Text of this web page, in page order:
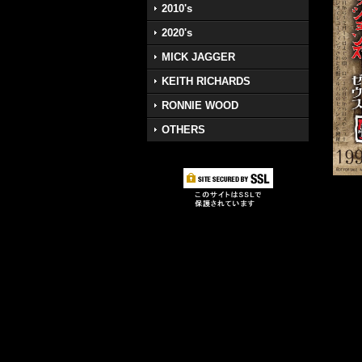
2010's
2020's
MICK JAGGER
KEITH RICHARDS
RONNIE WOOD
OTHERS